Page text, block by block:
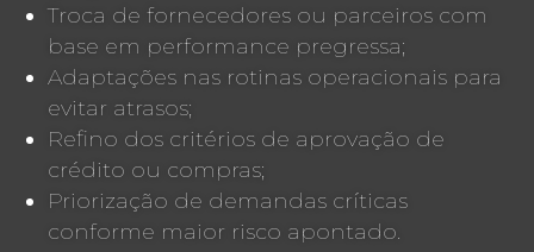
Troca de fornecedores ou parceiros com
base em performance pregressa;
Adaptações nas rotinas operacionais para
evitar atrasos;
Refino dos critérios de aprovação de
crédito ou compras;
Priorização de demandas críticas
conforme maior risco apontado.